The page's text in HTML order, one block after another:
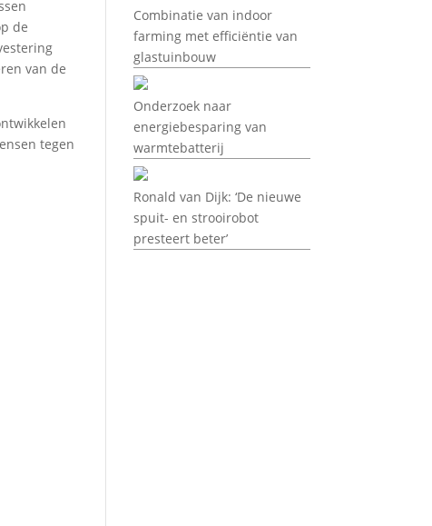
de
van de
tegen
Combinatie van indoor
farming met efficiëntie van
glastuinbouw
Onderzoek naar
energiebesparing van
warmtebatterij
Ronald van Dijk: ‘De nieuwe
spuit- en strooirobot
presteert beter’